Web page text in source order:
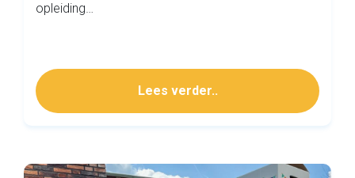
opleiding…
Lees verder..